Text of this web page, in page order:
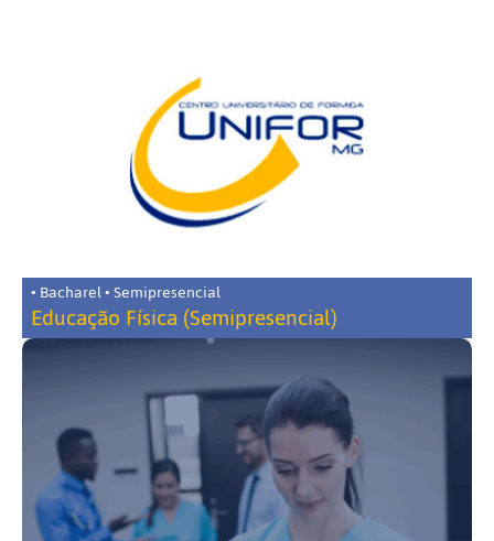
• Bacharel • Semipresencial
Educação Física (Semipresencial)